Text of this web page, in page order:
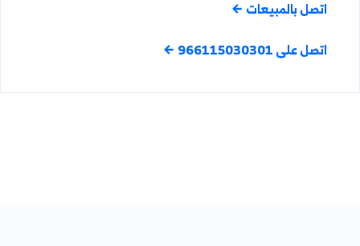
اتصل بالمبيعات
اتصل على 966115030301